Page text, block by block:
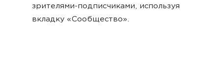
зрителями-подписчиками, используя
вкладку «Сообщество».